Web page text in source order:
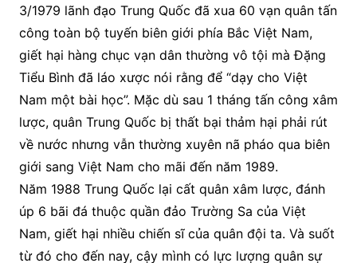
3/1979 lãnh đạo Trung Quốc đã xua 60 vạn quân tấn
công toàn bộ tuyến biên giới phía Bắc Việt Nam,
giết hại hàng chục vạn dân thường vô tội mà Đặng
Tiểu Bình đã láo xược nói rằng để “dạy cho Việt
Nam một bài học”. Mặc dù sau 1 tháng tấn công xâm
lược, quân Trung Quốc bị thất bại thảm hại phải rút
về nước nhưng vẫn thường xuyên nã pháo qua biên
giới sang Việt Nam cho mãi đến năm 1989.
Năm 1988 Trung Quốc lại cất quân xâm lược, đánh
úp 6 bãi đá thuộc quần đảo Trường Sa của Việt
Nam, giết hại nhiều chiến sĩ của quân đội ta. Và suốt
từ đó cho đến nay, cậy mình có lực lượng quân sự